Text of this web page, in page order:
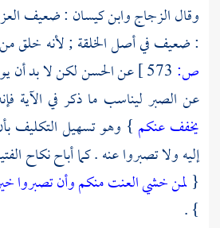
وقالالزجاجوابن كيسان : ضعيف
: ضعيف في أصل الخلقة ; لأنه خلق
ص:
عنالحسنلكن لا بد
عن الصبر ليناسب ما ذكر في الآية
يخفف عنكم } وهو تسهيل التكليف
إليه ولا تصبروا عنه . كما أباح نكاح
{لمن خشي العنت منكم وأن تصبروا
} .